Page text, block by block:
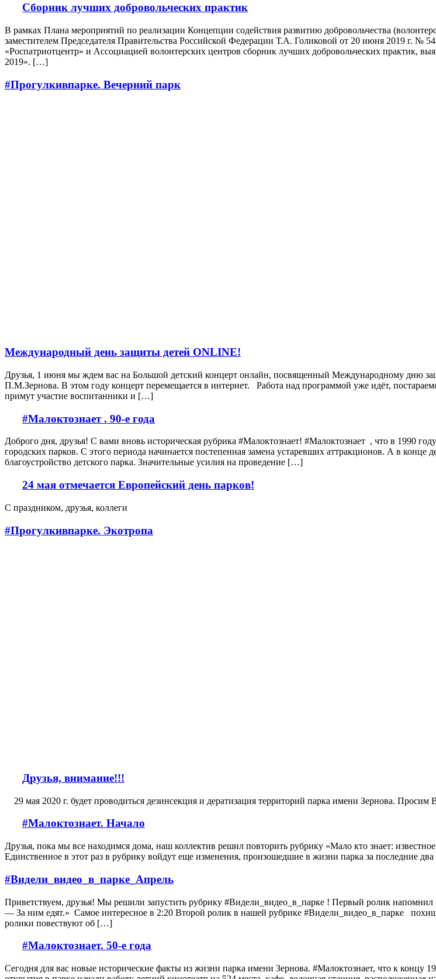
Сборник лучших добровольческих практик
В рамках Плана мероприятий по реализации Концепции содействия развитию добровольчества
заместителем Председателя Правительства Российской Федерации Т.А. Голиковой от 20 июня 2019 г. №
«Роспатриотцентр» и Ассоциацией волонтерских центров сборник лучших добровольческих практик,
2019». […]
#Прогулкивпарке. Вечерний парк
Международный день защиты детей ONLINE!
Друзья, 1 июня мы ждем вас на Большой детский концерт онлайн, посвященный Международному дню
П.М.Зернова. В этом году концерт перемещается в интернет. Работа над программой уже идёт,
примут участие воспитанники и […]
#Малоктознает . 90-е года
Доброго дня, друзья! С вами вновь историческая рубрика #Малоктознает! #Малоктознает , что в 1990
городских парков. С этого периода начинается постепенная замена устаревших аттракционов. А в
благоустройство детского парка. Значительные усилия на проведение […]
24 мая отмечается Европейский день парков!
С праздником, друзья, коллеги
#Прогулкивпарке. Экотропа
Друзья, внимание!!!
29 мая 2020 г. будет проводиться дезинсекция и дератизация территорий парка имени Зернова.
#Малоктознает. Начало
Друзья, пока мы все находимся дома, наш коллектив решил повторить рубрику «Мало кто знает:
Единственное в этот раз в рубрику войдут еще изменения, произошедшие в жизни парка за последние
#Видели_видео_в_парке_Апрель
Приветствуем, друзья! Мы решили запустить рубрику #Видели_видео_в_парке ! Первый ролик
— За ним едят.» Самое интересное в 2:20 Второй ролик в нашей рубрике #Видели_видео_в_парке
ролики повествуют об […]
#Малоктознает. 50-е года
Сегодня для вас новые исторические факты из жизни парка имени Зернова. #Малоктознает, что к концу